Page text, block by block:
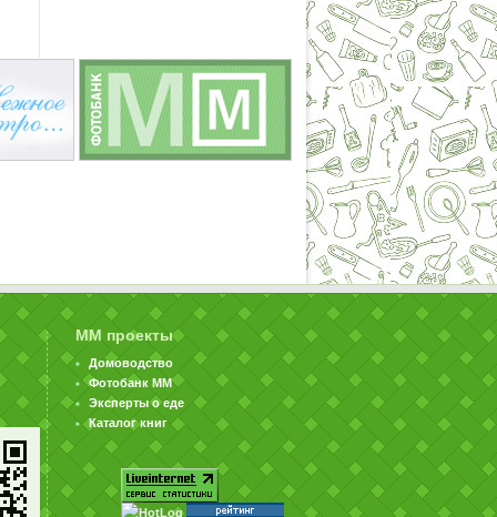
ММ проекты
Домоводство
Фотобанк ММ
Эксперты о еде
Каталог книг